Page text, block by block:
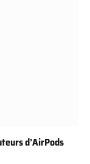
d’AirPods